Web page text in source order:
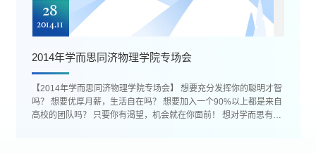
28
2014.11
2014年学而思同济物理学院专场会
【2014年学而思同济物理学院专场会】 想要充分发挥你的聪明才智
吗？ 想要优厚月薪，生活自在吗？ 想要加入一个90%以上都是来自
高校的团队吗？ 只要你有渴望，机会就在你面前！ 想对学而思有更